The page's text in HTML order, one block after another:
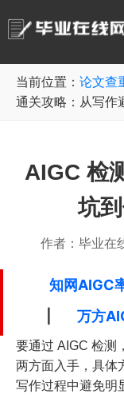
当前位置： 论文查
通关攻略：从写作
AIGC 检
坑
作者：毕业在
知网AIGC
万方
要通过 AIGC 检测
两方面入手，具体
写作过程中避免明